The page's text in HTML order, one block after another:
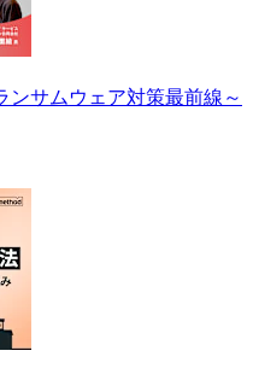
ンサムウェア対策最前線～